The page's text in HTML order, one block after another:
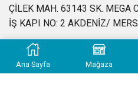
Ana Sayfa Mağaza
ÇİLEK MAH. 63143 SK. MEGA
İŞ KAPI NO: 2 AKDENİZ/
info@kimyasalevi.com
Pzt-Cuma: 10:00 – 18:00